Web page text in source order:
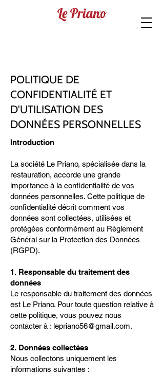
POLITIQUE DE
CONFIDENTIALITÉ ET
D'UTILISATION DES
DONNÉES PERSONNELLES
Introduction
La société Le Priano, spécialisée dans la
restauration, accorde une grande
importance à la confidentialité de vos
données personnelles. Cette politique de
confidentialité décrit comment vos
données sont collectées, utilisées et
protégées conformément au Règlement
Général sur la Protection des Données
(RGPD).
1. Responsable du traitement des
données
Le responsable du traitement des données
est Le Priano. Pour toute question relative à
cette politique, vous pouvez nous
contacter à : lepriano56@gmail.com.
2. Données collectées
Nous collectons uniquement les
informations suivantes :